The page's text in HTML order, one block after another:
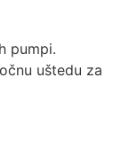
pumpi.
uštedu za